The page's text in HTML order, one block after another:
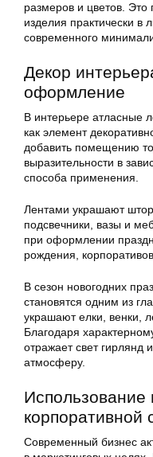
размеров и цветов. Это
изделия практически в
современного
Декор
оформление
В интерьере атласные
как элемент
добавить помещению
выразительности в
способа применения.
Лентами украшают
подсвечники, вазы и
при оформлении
рождения,
В сезон новогодних
становятся одним из
украшают елки, венки,
Благодаря
отражает свет гирлянд
атмосферу.
Использование
корпоративной
Современный бизнес